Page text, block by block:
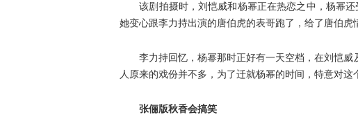
该剧拍摄时，刘恺威和杨幂正在热恋之中，杨幂还
她变心跟李力持出演的唐伯虎的表哥跑了，给了唐伯虎
李力持回忆，杨幂那时正好有一天空档，在刘恺威
人原来的戏份并不多，为了迁就杨幂的时间，特意对这
张俪版秋香会搞笑